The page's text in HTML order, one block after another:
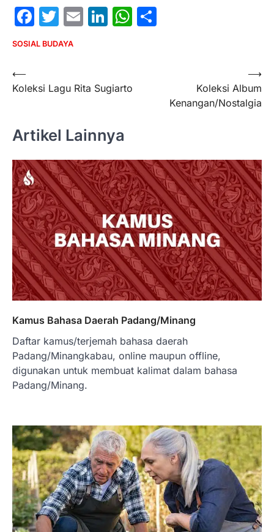
Facebook
Twitter
EmailLinkedIn
WhatsApp
SOSIAL BUDAYA
Post
navigation
⟵
Koleksi Lagu Rita Sugiarto
Koleksi Album
Kenangan/Nostalgia
⟶
Artikel Lainnya
Kamus Bahasa Daerah Padang/Minang
Daftar kamus/terjemah bahasa daerah
Padang/Minangkabau, online maupun offline,
digunakan untuk membuat kalimat dalam bahasa
Padang/Minang.